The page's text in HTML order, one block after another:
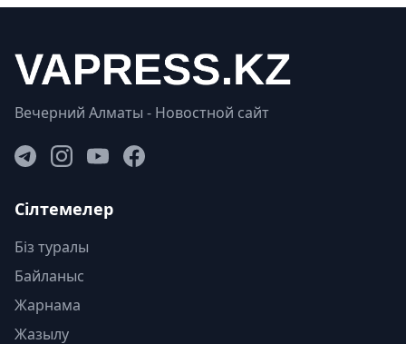
Вечерний Алматы - Новостной сайт
Сілтемелер
Біз туралы
Байланыс
Жарнама
Жазылу